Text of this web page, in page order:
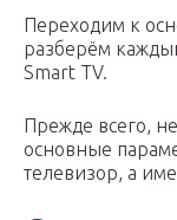
Переходим к
разберём
Smart TV.
Прежде всего,
основные
телевизор, а